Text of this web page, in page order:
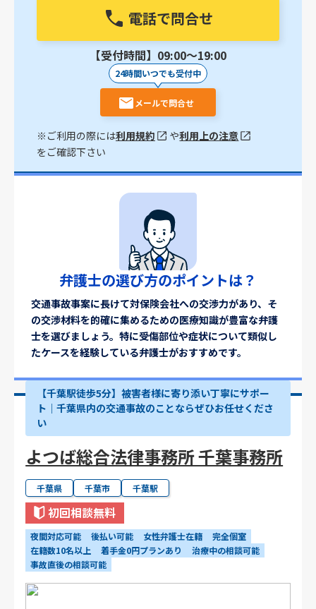
電話で問合せ
【受付時間】09:00〜19:00
24時間いつでも受付中
メールで問合せ
※ご利用の際には利用規約 や利用上の注意
をご確認下さい
弁護士の選び方のポイントは？
交通事故事案に長けて対保険会社への交渉力があり、そ
の交渉材料を的確に集めるための医療知識が豊富な弁護
士を選びましょう。特に受傷部位や症状について類似し
たケースを経験している弁護士がおすすめです。
【千葉駅徒歩5分】被害者様に寄り添い丁寧にサポー
ト｜千葉県内の交通事故のことならぜひお任せくださ
い
よつば総合法律事務所 千葉事務所
千葉県 千葉市 千葉駅
初回相談無料
夜間対応可能 後払い可能 女性弁護士在籍
完全個室
在籍数10名以上
着手金0円プランあり
治療中の相談可能
事故直後の相談可能